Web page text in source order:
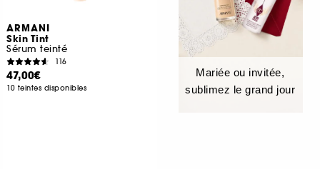
ARMANI
Skin Tint
Sérum teinté
116
47,00€
10 teintes disponibles
Mariée ou invitée,
sublimez le grand jour